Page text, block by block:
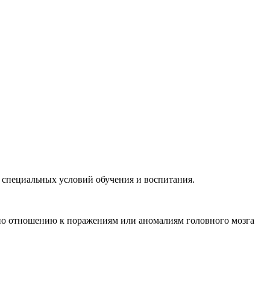
условий обучения и воспитания.
к поражениям или аномалиям головного мозга